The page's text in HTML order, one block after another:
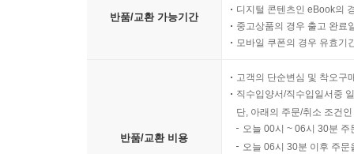
반품/교환 가능기간
디지털 콘텐츠인 eBook의
중고상품의 경우 출고 완료
모바일 쿠폰의 경우 유효기
반품/교환 비용
고객의 단순변심 및 착오구
직수입양서/직수입일서중
단, 아래의 주문/취소 조건
오늘 00시 ~ 06시 30분
오늘 06시 30분 이후 주